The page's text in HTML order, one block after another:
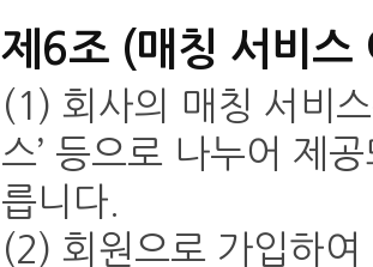
제6조 (매칭 서비스
(1) 회사의 매칭 서비
스’ 등으로 나누어 제
릅니다.
(2) 회원으로 가입하